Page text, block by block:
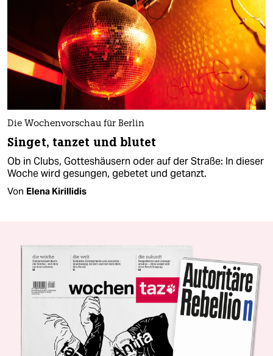
Die Wochenvorschau für Berlin
Singet, tanzet und blutet
Ob in Clubs, Gotteshäusern oder auf der Straße: In dieser
Woche wird gesungen, gebetet und getanzt.
Von Elena Kirillidis